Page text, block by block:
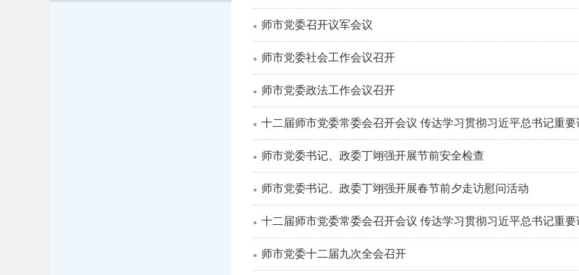
师市党委召开议军会议
师市党委社会工作会议召开
师市党委政法工作会议召开
十二届师市党委常委会召开会议 传达学习贯彻习近平总书记重要
师市党委书记、政委丁翊强开展节前安全检查
师市党委书记、政委丁翊强开展春节前夕走访慰问活动
十二届师市党委常委会召开会议 传达学习贯彻习近平总书记重
师市党委十二届九次全会召开